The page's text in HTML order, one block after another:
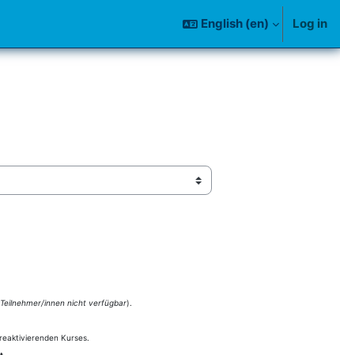
English ‎(en)‎ Log in
innen nicht verfügbar).
Kurses.